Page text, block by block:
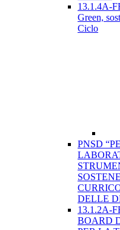
13.1.4A-
Green,
Ciclo
PNSD
DELLE
13.1.2A-
BOARD